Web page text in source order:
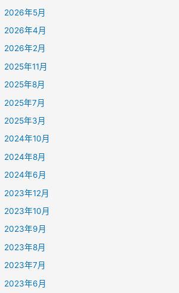
2026年5月
2026年4月
2026年2月
2025年11月
2025年8月
2025年7月
2025年3月
2024年10月
2024年8月
2024年6月
2023年12月
2023年10月
2023年9月
2023年8月
2023年7月
2023年6月